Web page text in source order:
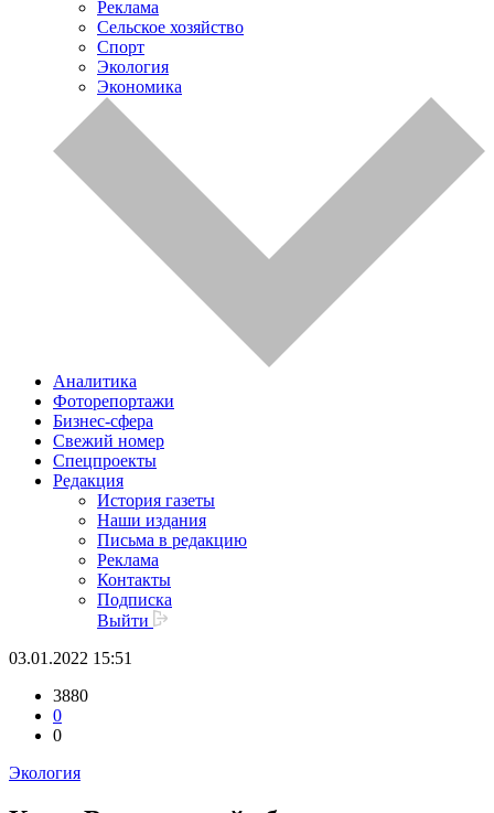
Реклама
Сельское хозяйство
Спорт
Экология
Экономика
Аналитика
Фоторепортажи
Бизнес-сфера
Свежий номер
Спецпроекты
Редакция
История газеты
Наши издания
Письма в редакцию
Реклама
Контакты
Подписка
Выйти
03.01.2022 15:51
3880
0
0
Экология